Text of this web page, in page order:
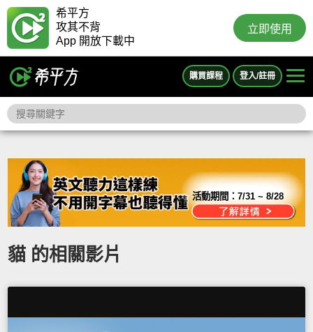
希平方
攻其不背
App 開放下載中
立即使用
購買課程 登入/註冊
活動期間：7/31 ~ 8/28
貓 的相關影片